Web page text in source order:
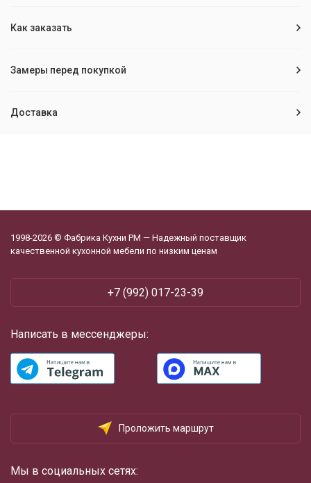
Как заказать
Замеры перед покупкой
Доставка
1998-2026 © Фабрика Кухни РМ — Надежный поставщик
качественной кухонной мебели по низким ценам
+7 (992) 017-23-39
Написать в мессенджеры:
Проложить маршрут
Мы в социальных сетях: